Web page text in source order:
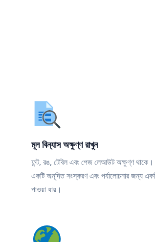
মূল বিন্যাস অক্ষুণ্ণ রাখুন
ফন্ট, রঙ, টেবিল এবং পেজ লেআউট অক্ষুণ্ণ থাকে।
একটি অনূদিত সংস্করণ এবং পর্যালোচনার জন্য
পাওয়া যায়।